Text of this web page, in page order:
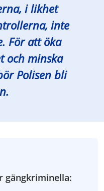
i likhet
inte
För att öka
och minska
Polisen bli
gängkriminella: